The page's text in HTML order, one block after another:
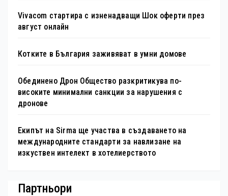
Vivacom стартира с изненадващи Шок оферти през
август онлайн
Котките в България заживяват в умни домове
Обединено Дрон Общество разкритикува по-
високите минимални санкции за нарушения с
дронове
Екипът на Sirma ще участва в създаването на
международните стандарти за навлизане на
изкуствен интелект в хотелиерството
Партньори